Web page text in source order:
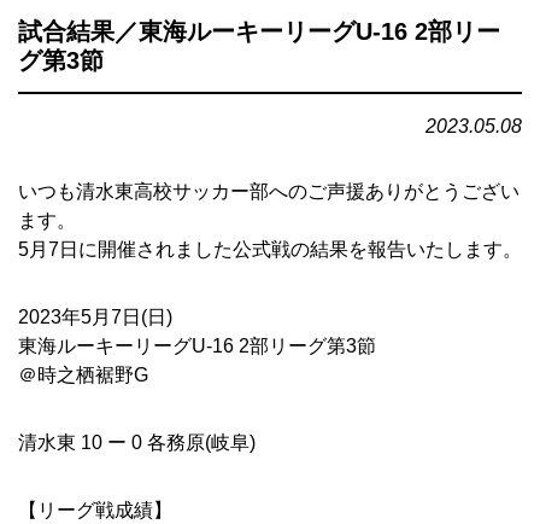
試合結果／東海ルーキーリーグU-16 2部リー
グ第3節
2023.05.08
いつも清水東高校サッカー部へのご声援ありがとうござい
ます。
5月7日に開催されました公式戦の結果を報告いたします。
2023年5月7日(日)
東海ルーキーリーグU-16 2部リーグ第3節
＠時之栖裾野G
清水東 10 ー 0 各務原(岐阜)
【リーグ戦成績】